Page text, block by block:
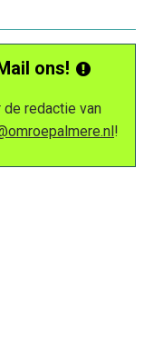
ons!
redactie van
!